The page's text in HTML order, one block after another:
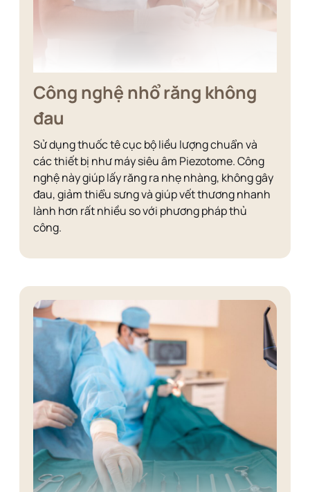
Công nghệ nhổ răng không
đau
Sử dụng thuốc tê cục bộ liều lượng chuẩn và
các thiết bị như máy siêu âm Piezotome. Công
nghệ này giúp lấy răng ra nhẹ nhàng, không gây
đau, giảm thiểu sưng và giúp vết thương nhanh
lành hơn rất nhiều so với phương pháp thủ
công.